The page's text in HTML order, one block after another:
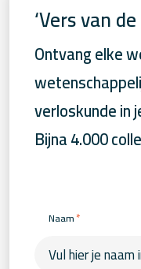
‘Vers van
Ontvang elke
verloskunde in
Bijna 4.000
Naam*